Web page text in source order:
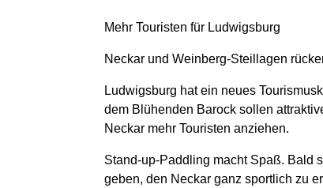
Mehr Touristen für Ludwigsburg
Neckar und Weinberg-Steillagen
Ludwigsburg hat ein neues
dem Blühenden Barock sollen
Neckar mehr Touristen anziehen.
Stand-up-Paddling macht Spaß. Bald
geben, den Neckar ganz sportlich zu